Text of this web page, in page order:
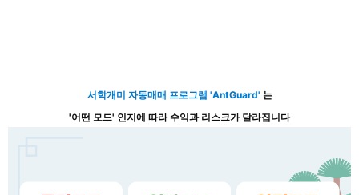
서학개미 자동매매 프로그램 'AntGuard' 는
'어떤 모드' 인지에 따라 수익과 리스크가 달라집니다